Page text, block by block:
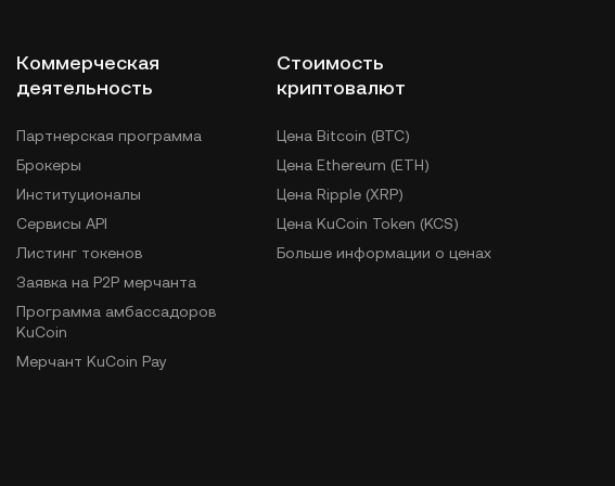
Коммерческая
деятельность
Партнерская программа
Брокеры
Институционалы
Сервисы API
Листинг токенов
Заявка на P2P мерчанта
Программа амбассадоров
KuCoin
Мерчант KuCoin Pay
Стоимость
криптовалют
Цена Bitcoin (BTC)
Цена Ethereum (ETH)
Цена Ripple (XRP)
Цена KuCoin Token (KCS)
Больше информации о ценах